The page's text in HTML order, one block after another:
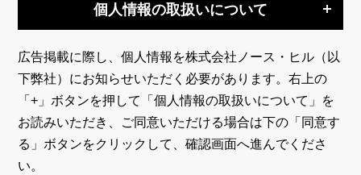
個人情報の取扱いについて
広告掲載に際し、個人情報を株式会社ノース・ヒル（以
下弊社）にお知らせいただく必要があります。右上の
「+」ボタンを押して「個人情報の取扱いについて」を
お読みいただき、ご同意いただける場合は下の「同意す
る」ボタンをクリックして、確認画面へ進んでくださ
い。